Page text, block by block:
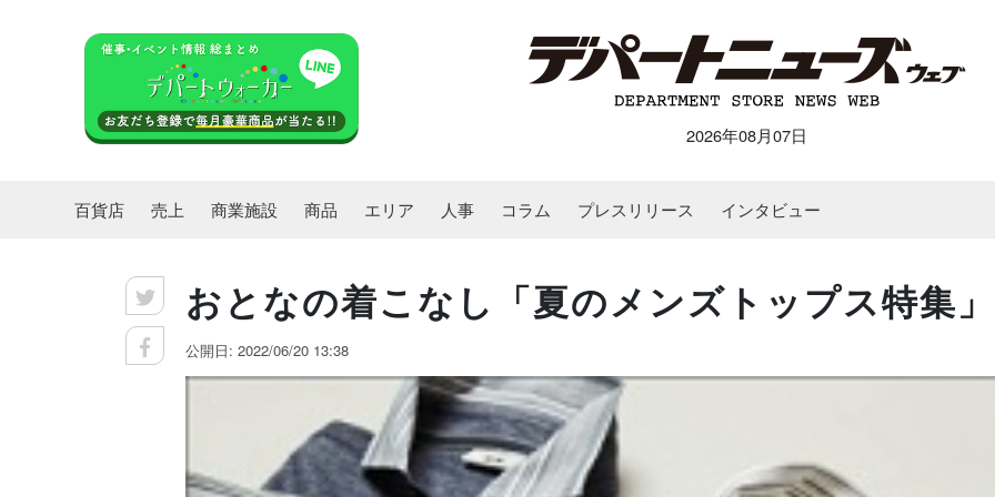
2026年08月07日
百貨店 売上 商業施設 商品 エリア 人事 コラム プレスリリース インタビュー
おとなの着こなし「夏のメンズトップス特集」
公開日: 2022/06/20 13:38